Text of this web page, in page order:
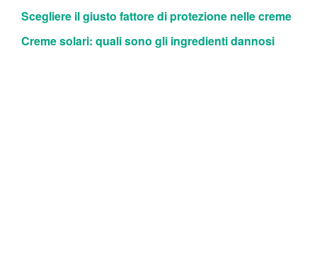
Scegliere il giusto fattore di protezione nelle creme
Creme solari: quali sono gli ingredienti dannosi